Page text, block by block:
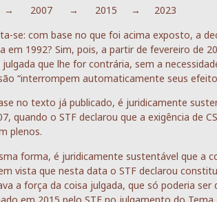
→ 2007 → 2015 → 2023
se: com base no que foi acima exposto, a
em 1992? Sim, pois, a partir de fevereiro de
julgada que lhe for contrária, sem a
“interrompem automaticamente seus
no texto já publicado, é juridicamente
quando o STF declarou que a exigência de
plenos.
forma, é juridicamente sustentável que a
vista que nesta data o STF declarou
a força da coisa julgada, que só poderia
em 2015 pelo STF no julgamento do Tema